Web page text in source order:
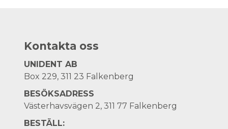
Kontakta oss
UNIDENT AB
Box 229, 311 23 Falkenberg
BESÖKSADRESS
Västerhavsvägen 2, 311 77 Falkenberg
BESTÄLL: